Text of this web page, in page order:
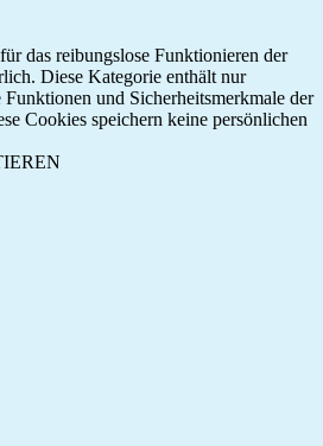
das reibungslose Funktionieren der
Diese Kategorie enthält nur
und Sicherheitsmerkmale der
Cookies speichern keine persönlichen